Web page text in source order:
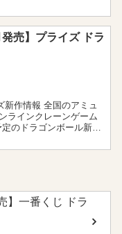
発売】プライズ ドラ
作情報 全国のアミュ
ラインクレーンゲーム
のドラゴンボール新作
】一番くじ ドラ